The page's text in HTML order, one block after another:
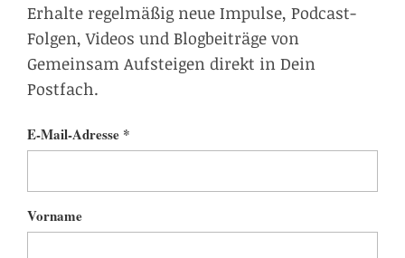
Erhalte regelmäßig neue Impulse, Podcast-
Folgen, Videos und Blogbeiträge von
Gemeinsam Aufsteigen direkt in Dein
Postfach.
E-Mail-Adresse *
Vorname